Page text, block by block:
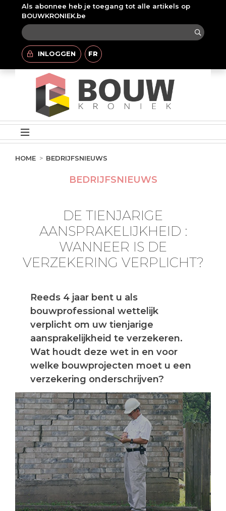
Als abonnee heb je toegang tot alle artikels op
BOUWKRONIEK.be
INLOGGEN FR
HOME BEDRIJFSNIEUWS
BEDRIJFSNIEUWS
DE TIENJARIGE
AANSPRAKELIJKHEID :
WANNEER IS DE
VERZEKERING VERPLICHT?
Reeds 4 jaar bent u als
bouwprofessional wettelijk
verplicht om uw tienjarige
aansprakelijkheid te verzekeren.
Wat houdt deze wet in en voor
welke bouwprojecten moet u een
verzekering onderschrijven?